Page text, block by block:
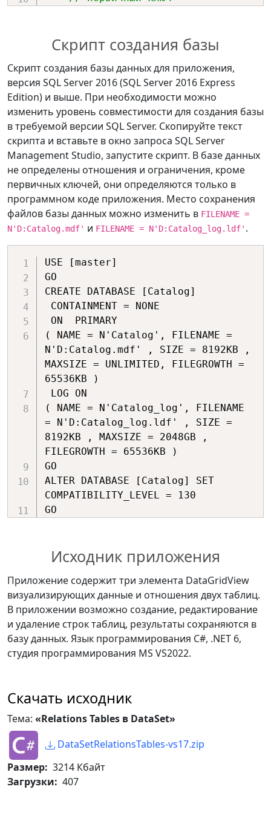
// внешний ключ
DataColumn
childColumn
childTable.Columns ["TypeId"];
// Определение связи между
столбцами.
DataRelation relation =
new( "FK_Product_Type",
parentColumn, childColumn, true
    ds
.Relations.Add(relation);
// Определение правила
действия при удалении строки
родительской таблицы.
ForeignKeyConstraint
foreignKeyConstraint =
(ForeignKeyConstraint
// Запрет удаления строки с
первичным ключом пока в дочерней
таблице
// есть строки с идентичным
внешним ключом.
foreignKeyConstraint
Rule
None
.
.
}
Скрипт создания базы
Скрипт создания базы данных для приложения,
версия SQL Server 2016 (SQL Server 2016 Express
Edition) и выше. При необходимости можно
изменить уровень совместимости для создания базы
в требуемой версии SQL Server. Скопируйте текст
скрипта и вставьте в окно запроса SQL Server
Management Studio, запустите скрипт. В базе данных
не определены отношения и ограничения, кроме
первичных ключей, они определяются только в
программном коде приложения. Место сохранения
файлов базы данных можно изменить в FILENAME =
N'D:Catalog.mdf' и FILENAME = N'D:Catalog_log.ldf' .
USE [master]
GO
CREATE DATABASE [Catalog]
( NAME = N'Catalog', FILENAME =
N'D:Catalog.mdf' , SIZE = 8192KB ,
MAXSIZE = UNLIMITED, FILEGROWTH =
65536KB )
( NAME = N'Catalog_log', FILENAME
= N'D:Catalog_log.ldf' , SIZE =
8192KB , MAXSIZE = 2048GB ,
FILEGROWTH = 65536KB )
GO
ALTER DATABASE [Catalog] SET
COMPATIBILITY_LEVEL = 130
GO
CREATE TABLE [dbo].[Product] (
IDENTITY (1, 1) NOT NULL,
    [TypeId]  INT            NULL,
    [Name]    NVARCHAR (MAX) NULL,
    [SKU]     INT            NOT
NULL,
    [SKUType] INT            NULL,
)
GO
    [Id]   INT            IDENTITY
    [Name] NVARCHAR (MAX) NOT
NULL,
Исходник приложения
Приложение содержит три элемента DataGridView
визуализирующих данные и отношения двух таблиц.
В приложении возможно создание, редактирование
и удаление строк таблиц, результаты сохраняются в
базу данных. Язык программирования C#, .NET 6,
студия программирования MS VS2022.
Скачать исходник
Тема: «Relations Tables в DataSet»
DataSetRelationsTables-vs17.zip
Размер: 3214 Кбайт
Загрузки: 407